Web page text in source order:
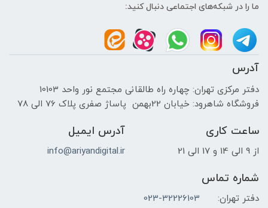
اندازه صفحه نمایش
15.6 اینچ
-
دقت صفحه نمایش
صفحه نمایش مات
ما را در شبکه‌های اجتماعی دنبال کنید:
آدرس
دفتر مرکزی تهران: چهاره راه طالقانی مجتمع نور واحد 10103
فروشگاه شاهرود: خیابان 22بهمن پاساژ صفری پلاک 76 الی 78
ساعت کاری
از 9 الی 14 و 17 الی 21
آدرس ایمیل
info@ariyandigital.ir
شماره تماس
دفتر تهران: 023-32226103